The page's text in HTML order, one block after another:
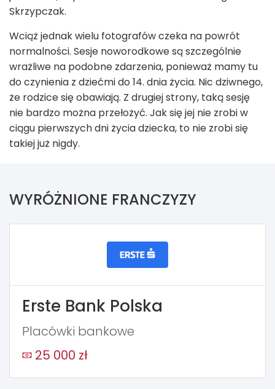
Skrzypczak.
Wciąż jednak wielu fotografów czeka na powrót
normalności. Sesje noworodkowe są szczególnie
wrażliwe na podobne zdarzenia, ponieważ mamy tu
do czynienia z dziećmi do 14. dnia życia. Nic dziwnego,
że rodzice się obawiają. Z drugiej strony, taką sesję
nie bardzo można przełożyć. Jak się jej nie zrobi w
ciągu pierwszych dni życia dziecka, to nie zrobi się
takiej już nigdy.
WYRÓŻNIONE FRANCZYZY
Erste Bank Polska
Placówki bankowe
25 000 zł